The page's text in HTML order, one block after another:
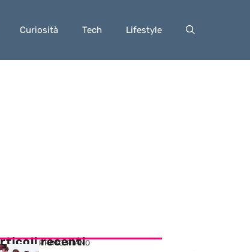
Curiosità Tech Lifestyle
recenti
PRIMO PIANO